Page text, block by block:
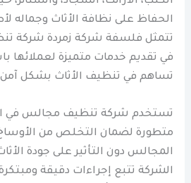
الحفاظ على نظافة الأثاث وجماله
تتمثل فلسفة شركة زمردة شركة
في تقديم خدمات متميزة لعملائها
تساهم في تنظيف الأثاث بشكل
تستخدم شركة تنظيف مجالس في
متطورة لضمان التخلص من الأوساخ
المجالس دون التأثير على جودة
الشركة تتبع إجراءات دقيقة